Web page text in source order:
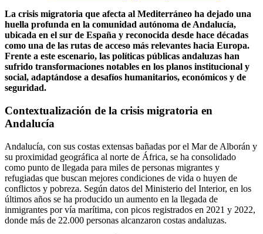
La crisis migratoria que afecta al Mediterráneo ha dejado una
huella profunda en la comunidad autónoma de Andalucía,
ubicada en el sur de España y reconocida desde hace décadas
como una de las rutas de acceso más relevantes hacia Europa.
Frente a este escenario, las políticas públicas andaluzas han
sufrido transformaciones notables en los planos institucional y
social, adaptándose a desafíos humanitarios, económicos y de
seguridad.
Contextualización de la crisis migratoria en
Andalucía
Andalucía, con sus costas extensas bañadas por el Mar de Alborán y
su proximidad geográfica al norte de África, se ha consolidado
como punto de llegada para miles de personas migrantes y
refugiadas que buscan mejores condiciones de vida o huyen de
conflictos y pobreza. Según datos del Ministerio del Interior, en los
últimos años se ha producido un aumento en la llegada de
inmigrantes por vía marítima, con picos registrados en 2021 y 2022,
donde más de 22.000 personas alcanzaron costas andaluzas.